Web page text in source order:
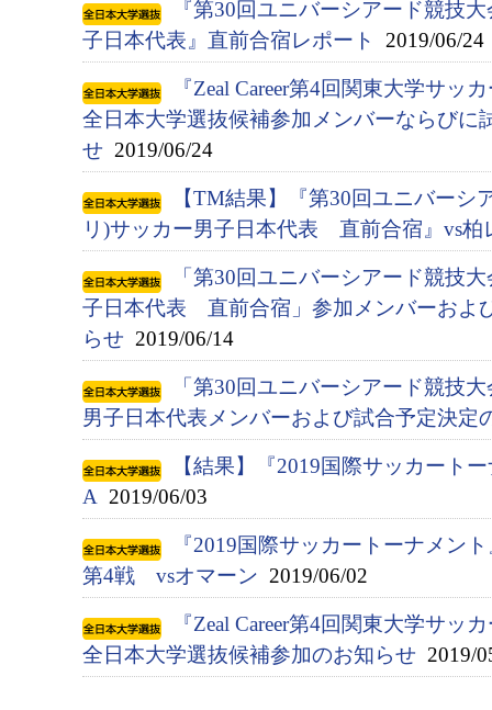
『第30回ユニバーシアード競技
子日本代表』直前合宿レポート
2019/06/24
『Zeal Career第4回関東大学サ
全日本大学選抜候補参加メンバーならびに
せ 2019/06/24
【TM結果】『第30回ユニバーシ
リ)サッカー男子日本代表 直前合宿』vs柏
「第30回ユニバーシアード競技
子日本代表 直前合宿」参加メンバーおよ
らせ 2019/06/14
「第30回ユニバーシアード競技
男子日本代表メンバーおよび試合予定決定
【結果】『2019国際サッカート
A 2019/06/03
『2019国際サッカートーナメン
第4戦 vsオマーン 2019/06/02
『Zeal Career第4回関東大学サ
全日本大学選抜候補参加のお知らせ 2019/